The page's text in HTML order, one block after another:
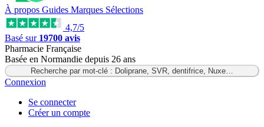
À propos Guides Marques Sélections
4,7/5
Basé sur 19700 avis
Pharmacie Française
Basée en Normandie depuis 26 ans
Recherche par mot-clé : Doliprane, SVR, dentifrice, Nuxe…
Connexion
Se connecter
Créer un compte